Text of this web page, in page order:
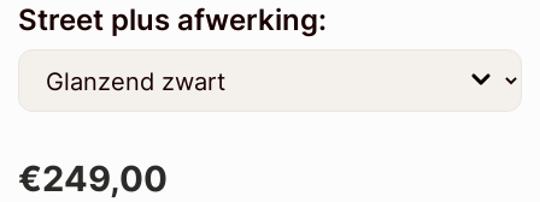
Street plus afwerking:
€249,00